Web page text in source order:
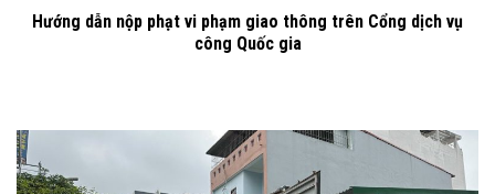
Hướng dẫn nộp phạt vi phạm giao thông trên Cổng dịch vụ
công Quốc gia